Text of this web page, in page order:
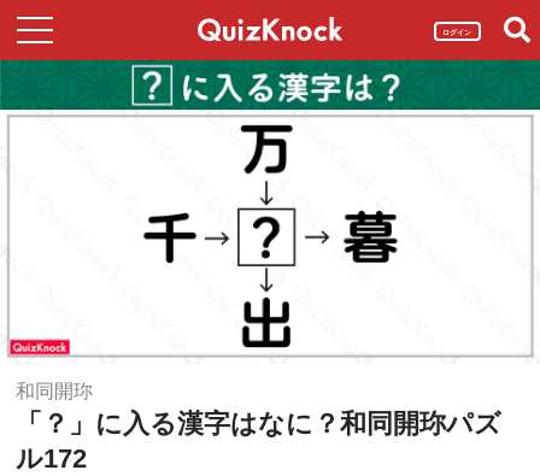
ログイン
和同開珎
「？」に入る漢字はなに？和同開珎パズ
ル172